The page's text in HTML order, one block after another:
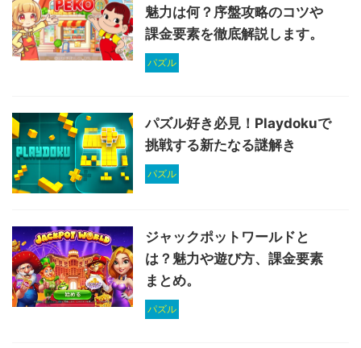
魅力は何？序盤攻略のコツや
課金要素を徹底解説します。
パズル
パズル好き必見！Playdokuで
挑戦する新たなる謎解き
パズル
ジャックポットワールドと
は？魅力や遊び方、課金要素
まとめ。
パズル